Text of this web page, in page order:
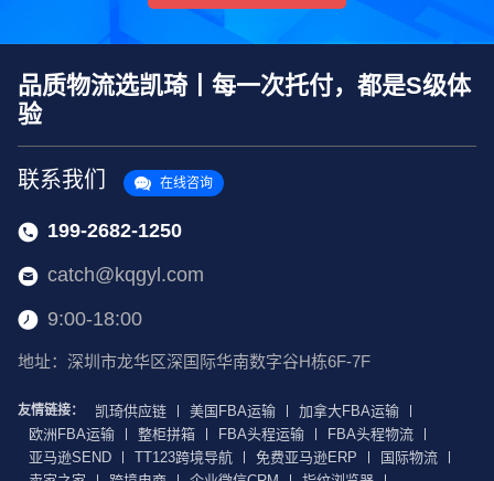
品质物流选凯琦丨每一次托付，都是S级体
验
联系我们 在线咨询
199-2682-1250
catch@kqgyl.com
9:00-18:00
地址：深圳市龙华区深国际华南数字谷H栋6F-7F
友情链接： 凯琦供应链 美国FBA运输
加拿大FBA运输
欧洲FBA运输
整柜拼箱 FBA头程运输
FBA头程物流
亚马逊SEND
TT123跨境导航 免费亚马逊ERP
国际物流